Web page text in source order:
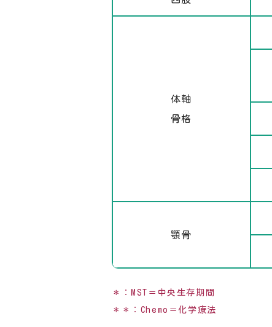
体軸
骨格
顎骨
＊：MST＝中央生存期間
＊＊：Chemo＝化学療法